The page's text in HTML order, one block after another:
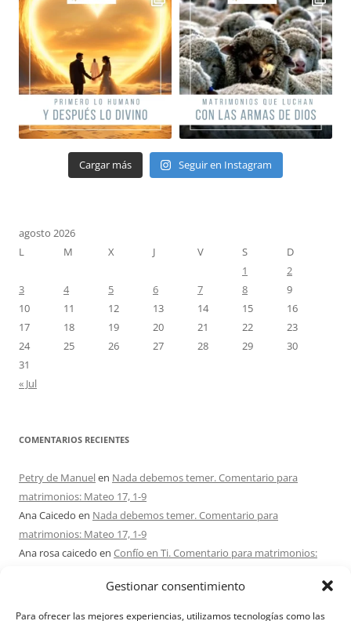
Gestionar consentimiento
Para ofrecer las mejores experiencias, utilizamos tecnologías como las
Cargar más Seguir en Instagram
agosto 2026
L
M X J V S
D
1
2
3
4 5 6 7 8
9
10
11 12 13 14 15
16
17
18 19 20 21 22
23
24
25 26 27 28 29
30
31
« Jul
COMENTARIOS RECIENTES
Petry de Manuelen Nada debemos temer. Comentario para
matrimonios: Mateo 17, 1-9
Ana Caicedo en Nada debemos temer. Comentario para
matrimonios: Mateo 17, 1-9
Ana rosa caicedo en Confío en Ti. Comentario para matrimonios:
en¿Ser o hacer? Comentario para Matrimonios:
Mateo 15, 1-2. 10-14